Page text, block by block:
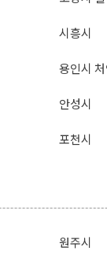
시흥시
용인시
안성시
포천시
원주시